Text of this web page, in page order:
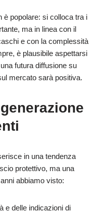
è popolare: si colloca tra i
ma in linea con il
e con la complessità
è plausibile aspettarsi
futura diffusione su
mercato sarà positiva.
in una tendenza
protettivo, ma una
abbiamo visto:
e delle indicazioni di